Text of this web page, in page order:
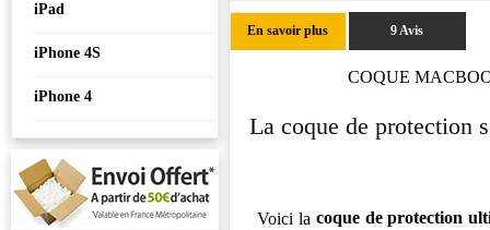
iPad
iPhone 4S
iPhone 4
En savoir plus 9 Avis
COQUE
La coque de protection
Voici la coque de protection